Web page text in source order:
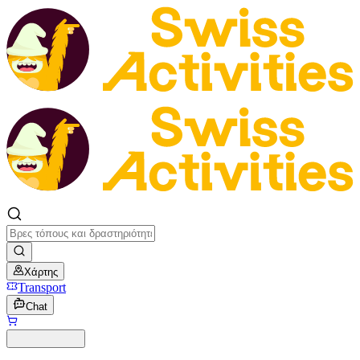
Χάρτης
Transport
Chat